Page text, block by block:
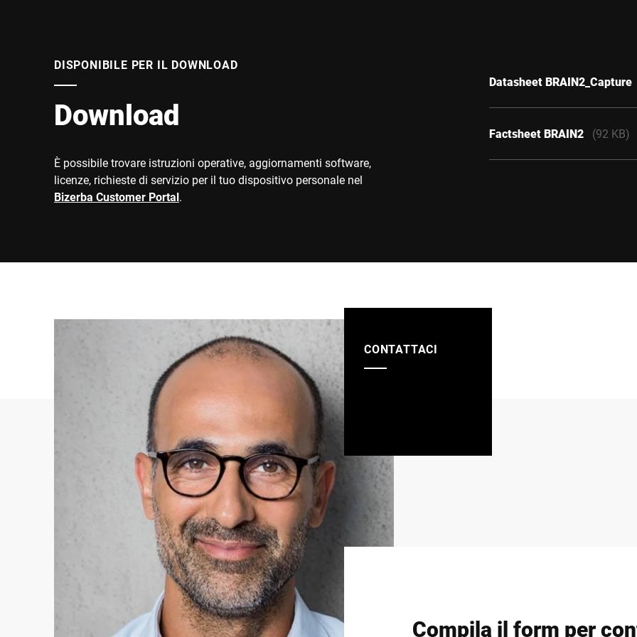
DISPONIBILE PER IL DOWNLOAD
Download
È possibile trovare istruzioni operative, aggiornamenti software,
licenze, richieste di servizio per il tuo dispositivo personale nel
Bizerba Customer Portal.
Datasheet BRAIN2_Capture
Factsheet BRAIN2 (92 KB)
CONTATTACI
Compila il form per